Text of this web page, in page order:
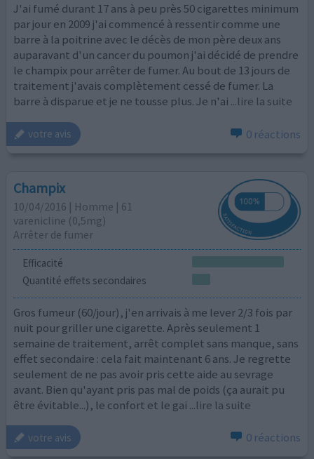
J'ai fumé durant 17 ans à peu près 50 cigarettes minimum
par jour en 2009 j'ai commencé à ressentir comme une
barre à la poitrine avec le décès de mon père deux ans
auparavant d'un cancer du poumon j'ai décidé de prendre
le champix pour arrêter de fumer. Au bout de 13 jours de
traitement j'avais complètement cessé de fumer. La
barre à disparue et je ne tousse plus. Je n'ai ...lire la suite
votre avis 0 réactions
Champix
10/04/2016 | Homme | 61
varenicline (0,5mg)
Arrêter de fumer
Efficacité
Quantité effets secondaires
Gros fumeur (60/jour), j'en arrivais à me lever 2/3 fois par
nuit pour griller une cigarette. Après seulement 1
semaine de traitement, arrêt complet sans manque, sans
effet secondaire : cela fait maintenant 6 ans. Je regrette
seulement de ne pas avoir pris cette aide au sevrage
avant. Bien qu'ayant pris pas mal de poids (ça aurait pu
être évitable...), le confort et le gai ...lire la suite
votre avis 0 réactions